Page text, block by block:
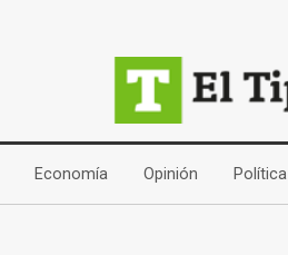
(current)Economía (current)Opinión (current)Política